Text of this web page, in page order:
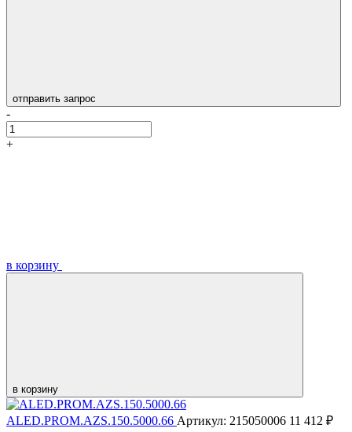
отправить запрос
-
+
в корзину
в корзину
ALED.PROM.AZS.150.5000.66 Артикул: 215050006 11 412 ₽